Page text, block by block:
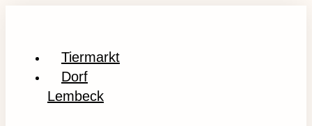
Tiermarkt
Dorf
Lembeck